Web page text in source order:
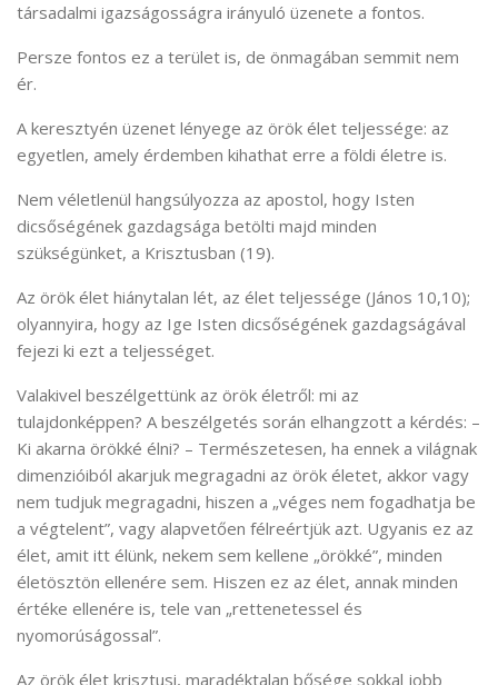
társadalmi igazságosságra irányuló üzenete a fontos.
Persze fontos ez a terület is, de önmagában semmit nem
ér.
A keresztyén üzenet lényege az örök élet teljessége: az
egyetlen, amely érdemben kihathat erre a földi életre is.
Nem véletlenül hangsúlyozza az apostol, hogy Isten
dicsőségének gazdagsága betölti majd minden
szükségünket, a Krisztusban (19).
Az örök élet hiánytalan lét, az élet teljessége (János 10,10);
olyannyira, hogy az Ige Isten dicsőségének gazdagságával
fejezi ki ezt a teljességet.
Valakivel beszélgettünk az örök életről: mi az
tulajdonképpen? A beszélgetés során elhangzott a kérdés: –
Ki akarna örökké élni? – Természetesen, ha ennek a világnak
dimenzióiból akarjuk megragadni az örök életet, akkor vagy
nem tudjuk megragadni, hiszen a „véges nem fogadhatja be
a végtelent”, vagy alapvetően félreértjük azt. Ugyanis ez az
élet, amit itt élünk, nekem sem kellene „örökké”, minden
életösztön ellenére sem. Hiszen ez az élet, annak minden
értéke ellenére is, tele van „rettenetessel és
nyomorúságossal”.
Az örök élet krisztusi, maradéktalan bősége sokkal jobb